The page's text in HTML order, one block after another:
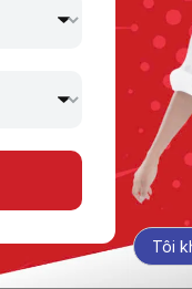
tin tức mới nhất về
chia sẻ những bí
ưu đãi đặc biệt từ
Tôi